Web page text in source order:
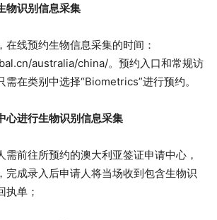
物识别信息采集
在线预约生物信息采集的时间：
australia/china/。预约入口和常规访
需在类别中选择“Biometrics”进行预约。
心进行生物识别信息采集
需前往所预约的澳大利亚签证申请中心，
完成录入后申请人将当场收到包含生物识
执单；